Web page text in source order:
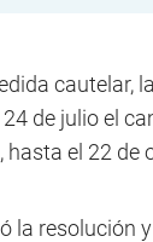
cautelar,
de julio el
el 22 de
la resolución